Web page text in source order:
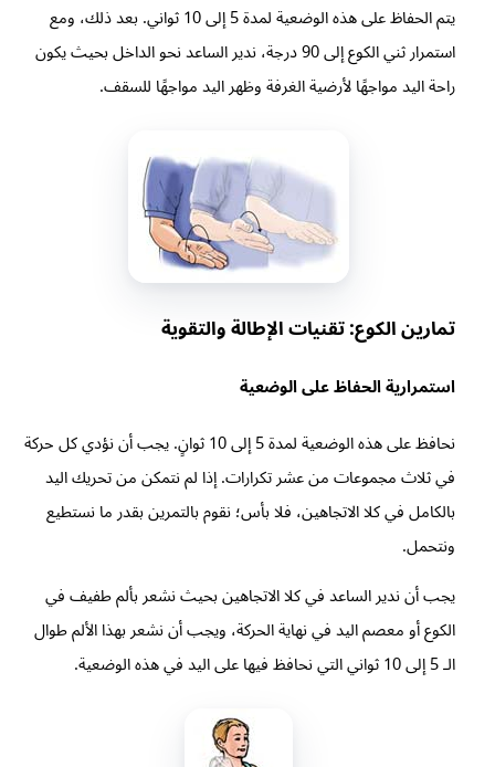
يتم الحفاظ على هذه الوضعية لمدة 5 إلى 10 ثواني. بعد ذلك، ومع
استمرار ثني الكوع إلى 90 درجة، ندير الساعد نحو الداخل بحيث يكون
راحة اليد مواجهًا لأرضية الغرفة وظهر اليد مواجهًا للسقف.
تمارين الكوع: تقنيات الإطالة والتقوية
استمرارية الحفاظ على الوضعية
نحافظ على هذه الوضعية لمدة 5 إلى 10 ثوانٍ. يجب أن نؤدي كل حركة
في ثلاث مجموعات من عشر تكرارات. إذا لم نتمكن من تحريك اليد
بالكامل في كلا الاتجاهين، فلا بأس؛ نقوم بالتمرين بقدر ما نستطيع
ونتحمل.
يجب أن ندير الساعد في كلا الاتجاهين بحيث نشعر بألم طفيف في
الكوع أو معصم اليد في نهاية الحركة، ويجب أن نشعر بهذا الألم طوال
الـ 5 إلى 10 ثواني التي نحافظ فيها على اليد في هذه الوضعية.